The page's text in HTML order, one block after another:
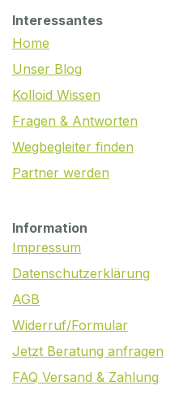
Interessantes
Home
Unser Blog
Kolloid Wissen
Fragen & Antworten
Wegbegleiter finden
Partner werden
Information
Impressum
Datenschutzerklärung
AGB
Widerruf/Formular
Jetzt Beratung anfragen
FAQ Versand & Zahlung